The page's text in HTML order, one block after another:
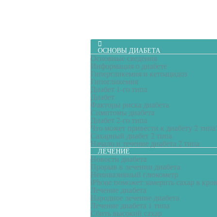
ОСНОВЫ ДИАБЕТА
Основные сведения
Информация о диабете
Гипергликемия и кетоацидоз
Гипогликемия
Диабет 1-го типа
Диабет
Факторы риска диабета
Симптомы диабета
Диабет 2-го типа
Что может привести к диабету 2
Сахарный диабет 2 типа
Начало и течение диабета 2 типа
ЛЕЧЕНИЕ
Новости диабета
Прорыв в лечении диабета
Неинвазивный глюкометр
iPhone поможет замерить сахар в
Лечение диабета
Народное лечение диабета
Лечение диабета 1 типа
Сбить высокий сахар